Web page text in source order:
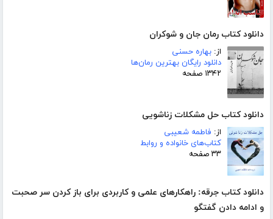
دانلود کتاب رمان جان و شوکران
از: بهاره حسنی
دانلود رایگان بهترین رمان‌ها
۱۳۴۲ صفحه
دانلود کتاب حل مشکلات زناشویی
از: فاطمه شعیبی
کتاب‌های خانواده و روابط
۳۳ صفحه
دانلود کتاب جرقه: راهکارهای علمی و کاربردی برای باز کردن سر صحبت
و ادامه دادن گفتگو